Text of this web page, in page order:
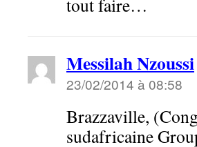
Messilah Nzoussi
23/02/2014 à 08:58
Brazzaville,
sudafricaine